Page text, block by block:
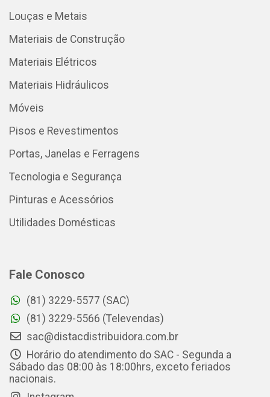
Louças e Metais
Materiais de Construção
Materiais Elétricos
Materiais Hidráulicos
Móveis
Pisos e Revestimentos
Portas, Janelas e Ferragens
Tecnologia e Segurança
Pinturas e Acessórios
Utilidades Domésticas
Fale Conosco
(81) 3229-5577 (SAC)
(81) 3229-5566 (Televendas)
sac@distacdistribuidora.com.br
Horário do atendimento do SAC - Segunda a
Sábado das 08:00 às 18:00hrs, exceto feriados
nacionais.